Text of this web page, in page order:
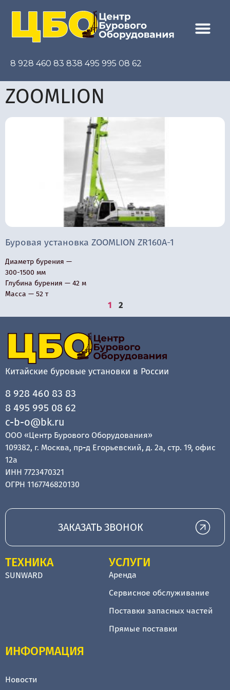
8 928 460 83 838 495 995 08 62
ZOOMLION
Буровая установка ZOOMLION ZR160A-1
Диаметр бурения —
300-1500 мм
Глубина бурения — 42 м
Масса — 52 т
1 2
Китайские буровые установки в России
8 928 460 83 83
8 495 995 08 62
c-b-o@bk.ru
ООО «Центр Бурового Оборудования»
109382, г. Москва, пр-д Егорьевский, д. 2а, стр. 19, офис
12а
ИНН 7723470321
ОГРН 1167746820130
ЗАКАЗАТЬ ЗВОНОК
ТЕХНИКА
SUNWARD
УСЛУГИ
Аренда
Сервисное обслуживание
Поставки запасных частей
Прямые поставки
ИНФОРМАЦИЯ
Новости